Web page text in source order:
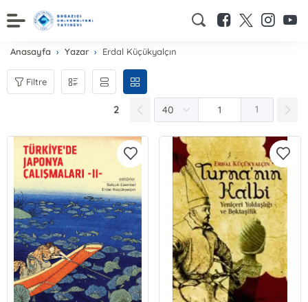
Anasayfa Yazar Erdal Küçükyalçın
Filtre
2 1